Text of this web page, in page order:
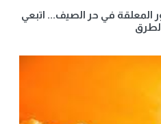
المعلقة في حر الصيف... اتبعي